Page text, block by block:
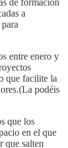
a
entre enero y
que facilite la
podéis
que los
en el que
que salten